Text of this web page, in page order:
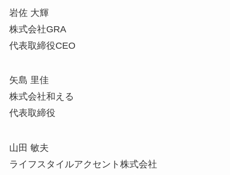
岩佐 大輝
株式会社GRA
代表取締役CEO
矢島 里佳
株式会社和える
代表取締役
山田 敏夫
ライフスタイルアクセント株式会社